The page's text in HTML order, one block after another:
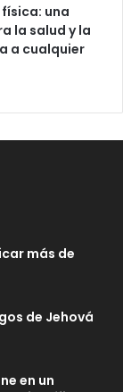
una
la salud y la
a cualquier
más de
de Jehová
en un